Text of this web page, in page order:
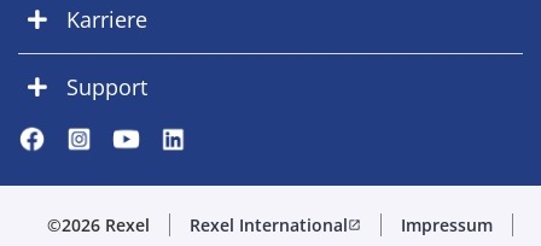
Karriere
Support
©2026 Rexel Rexel Internationalopen_in_new Impressum